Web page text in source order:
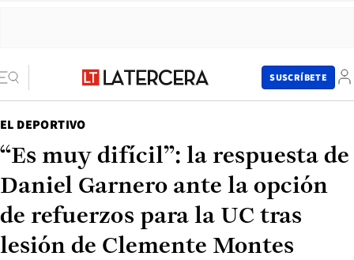
SUSCRÍBETE
EL DEPORTIVO
“Es muy difícil”: la respuesta de
Daniel Garnero ante la opción
de refuerzos para la UC tras
lesión de Clemente Montes